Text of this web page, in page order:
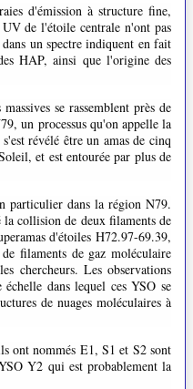
d'émission à structure fine,
de l'étoile centrale n'ont pas
un spectre indiquent en fait
HAP, ainsi que l'origine des
se rassemblent près de
un processus qu'on appelle la
révélé être un amas de cinq
et est entourée par plus de
particulier dans la région N79.
la collision de deux filaments de
d'étoiles H72.97-69.39,
filaments de gaz moléculaire
chercheurs. Les observations
dans lequel ces YSO se
de nuages ​​moléculaires à
ont nommés E1, S1 et S2 sont
Y2 qui est probablement la